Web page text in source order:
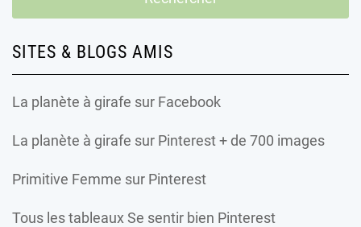
SITES & BLOGS AMIS
La planète à girafe sur Facebook
La planète à girafe sur Pinterest + de 700 images
Primitive Femme sur Pinterest
Tous les tableaux Se sentir bien Pinterest